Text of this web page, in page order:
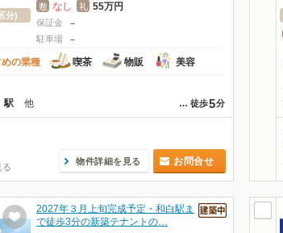
分)
敷 なし 礼 55万円
保証金 －
駐車場
－
の業種
喫茶 物販 美容
… 徒歩5分
駅 他
る
物件詳細を見る お問合せ
2027年３月上旬完成予定・和白駅ま
で徒歩3分の新築テナントの…